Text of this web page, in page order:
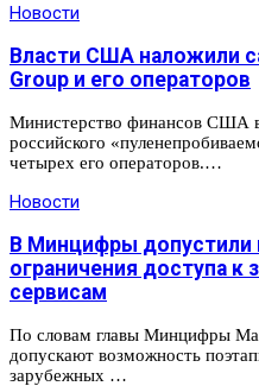
Новости
Власти США наложили
Group и его операторов
Министерство финансов США
российского
четырех его операторов.…
Новости
В Минцифры
ограничения доступа
сервисам
По словам главы Минцифры
допускают возможность
зарубежных …